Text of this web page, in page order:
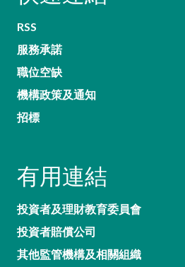
RSS
服務承諾
職位空缺
機構政策及通知
招標
有用連結
投資者及理財教育委員會
投資者賠償公司
其他監管機構及相關組織